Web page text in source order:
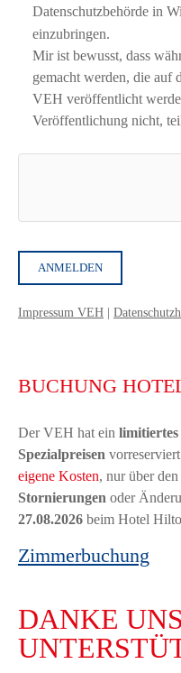
Datenschutzbehörde in
einzubringen.
Mir ist bewusst, dass
gemacht werden, die auf
VEH veröffentlicht
Veröffentlichung nicht,
Impressum VEH
BUCHUNG
Der VEH hat ein limitiertes
Spezialpreisen
eigene Kosten, nur über
Stornierungen oder
27.08.2026 beim Hotel
Zimmerbuchung
DANKE